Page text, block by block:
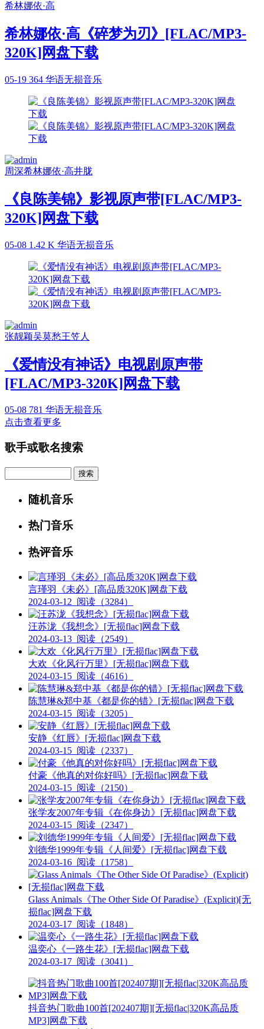
希林娜依·高
希林娜依·高《碎梦为刃》[FLAC/MP3-
320K]网盘下载
05-19 364 华语无损音乐
周深希林娜依·高井胧
《良陈美锦》影视原声带[FLAC/MP3-
320K]网盘下载
05-08 1.42 K 华语无损音乐
张靓颖吴莫愁王笠人
《爱情没有神话》电视剧原声带
[FLAC/MP3-320K]网盘下载
05-08 781 华语无损音乐
点击查看更多
歌手或歌名搜索
随机音乐
热门音乐
热评音乐
言瑾羽《未必》[高品质320K]网盘下载
2024-03-12 阅读（3284）
汪苏泷《我想念》[无损flac]网盘下载
2024-03-13 阅读（2549）
大欢《化风行万里》[无损flac]网盘下载
2024-03-15 阅读（4616）
陈慧琳&郑中基《都是你的错》[无损flac]网盘下载
2024-03-15 阅读（3205）
安静《红唇》[无损flac]网盘下载
2024-03-15 阅读（2337）
付豪《他真的对你好吗》[无损flac]网盘下载
2024-03-15 阅读（2150）
张学友2007年专辑《在你身边》[无损flac]网盘下载
2024-03-15 阅读（2347）
刘德华1999年专辑《人间爱》[无损flac]网盘下载
2024-03-16 阅读（1758）
Glass Animals《The Other Side Of Paradise》(Explicit)[无
损flac]网盘下载
2024-03-17 阅读（1848）
温奕心《一路生花》[无损flac]网盘下载
2024-03-17 阅读（3041）
抖音热门歌曲100首[202407期][无损flac|320K高品质
MP3]网盘下载